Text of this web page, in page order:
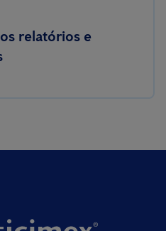
relatórios e